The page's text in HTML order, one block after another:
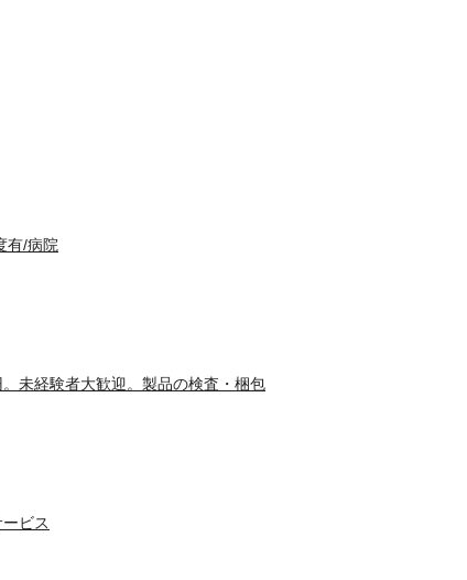
有/病院
未経験者大歓迎。製品の検査・梱包
ビス